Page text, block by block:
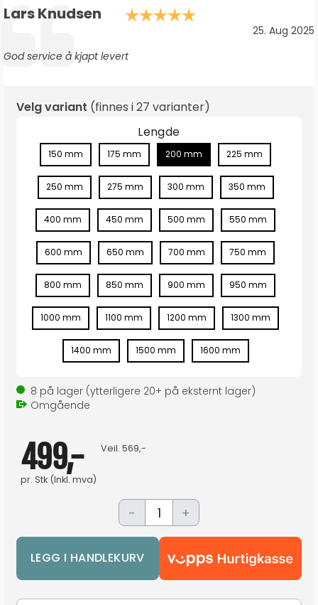
Testimonial
Forfatter:
Lars Knudsen
Dato:
25. Aug 2025
Tekst:
God service å kjapt levert
Velg variant (finnes i27 varianter)
Lengde
150 mm 175 mm 200 mm 225 mm
250 mm 275 mm 300 mm 350 mm
400 mm 450 mm 500 mm 550 mm
600 mm 650 mm 700 mm 750 mm
800 mm 850 mm 900 mm 950 mm
1000 mm 1100 mm 1200 mm 1300 mm
1400 mm 1500 mm 1600 mm
8 på lager (ytterligere 20+ på eksternt lager)
Omgående
499,-
pr. Stk (Inkl. mva)
Veil. 569,-
- +